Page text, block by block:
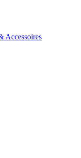
Accessoires